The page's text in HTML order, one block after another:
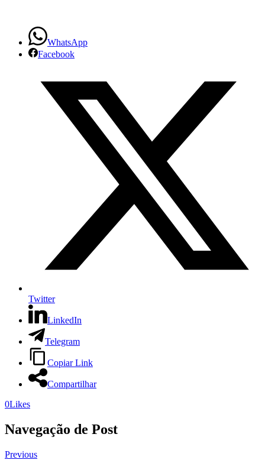
WhatsApp
Facebook
Twitter
LinkedIn
Telegram
Copiar Link
Compartilhar
0Likes
Navegação de Post
Previous